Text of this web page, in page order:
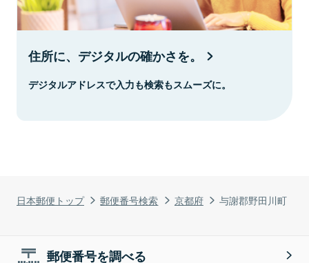
日本郵便トップ 郵便番号検索 京都府 与謝郡野田川町
住所に、デジタルの確かさを。
デジタルアドレスで入力も検索もスムーズに。
郵便番号を調べる